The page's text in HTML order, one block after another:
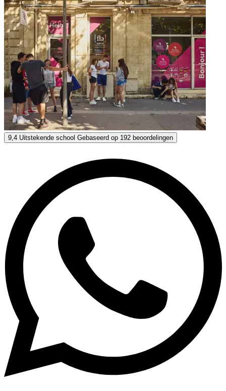
Newdeal - KLF
9,4 Uitstekend Gebaseerd op 192 beoordelingen
Krijg persoonlijk advies
9,4 Uitstekende school Gebaseerd op 192 beoordelingen